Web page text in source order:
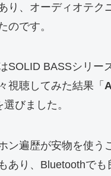
り、オーディオテク
のです。
SOLID BASSシリー
視聴してみた結果「
選びました。
ン遍歴が安物を使う
あり、Bluetoothでも